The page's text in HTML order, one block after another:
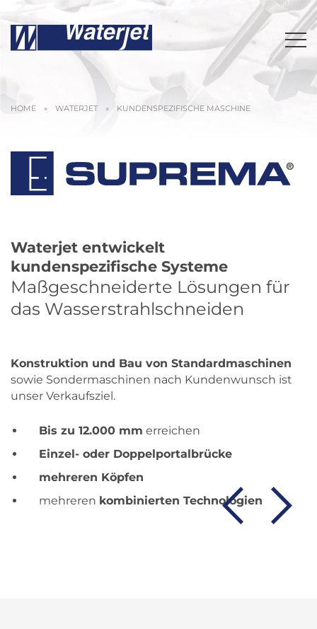
HOME » WATERJET » KUNDENSPEZIFISCHE MASCHINE
Waterjet entwickelt
kundenspezifische Systeme
Maßgeschneiderte Lösungen für
das Wasserstrahlschneiden
Konstruktion und Bau von Standardmaschinen
sowie Sondermaschinen nach Kundenwunsch ist
unser Verkaufsziel.
Bis zu 12.000 mm erreichen
Einzel- oder Doppelportalbrücke
mehreren Köpfen
mehreren kombinierten Technologien